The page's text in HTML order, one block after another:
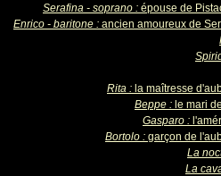
Serafina - soprano : épouse de
Enrico - baritone : ancien amoureux de
Rita : la maîtresse
Beppe : le mari
Gasparo :
Bortolo : garçon de
La
La